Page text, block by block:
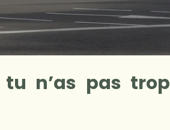
tu n’as pas trop